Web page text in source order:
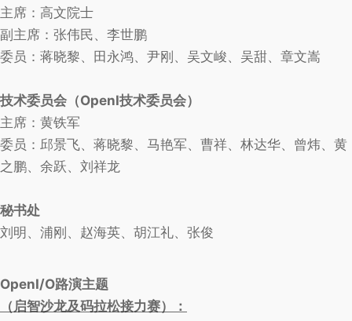
主席：高文院士
副主席：张伟民、李世鹏
委员：蒋晓黎、田永鸿、尹刚、吴文峻、吴甜、章文嵩
技术委员会（OpenI技术委员会）
主席：黄铁军
委员：邱景飞、蒋晓黎、马艳军、曹祥、林达华、曾炜、黄
之鹏、余跃、刘祥龙
秘书处
刘明、浦刚、赵海英、胡江礼、张俊
OpenI/O路演主题
（启智沙龙及码拉松接力赛）：